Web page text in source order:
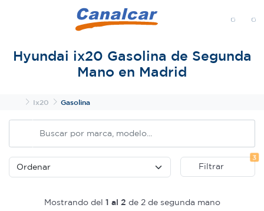
Hyundai ix20 Gasolina de Segunda
Mano en Madrid
InicioIx20 Gasolina
Filtrar
3
Mostrando del 1 al 2 de 2 de segunda mano